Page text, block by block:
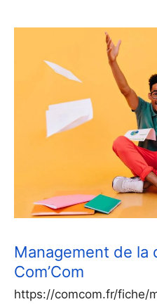
Management de la
Com’Com
https://comcom.fr/fiche/